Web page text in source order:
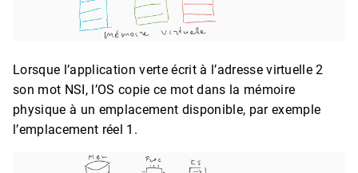
Lorsque l’application verte écrit à l’adresse virtuelle 2
son mot NSI, l’OS copie ce mot dans la mémoire
physique à un emplacement disponible, par exemple
l’emplacement réel 1.